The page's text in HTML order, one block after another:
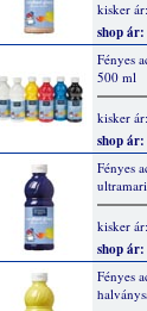
kisker
shop ár:
Fényes
500 ml
kisker
shop ár:
Fényes
kisker
shop ár:
Fényes